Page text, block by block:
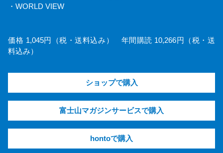
・WORLD VIEW
価格 1,045円（税・送料込み） 年間購読 10,266円（税・送
料込み）
ショップで購入
富士山マガジンサービスで購入
hontoで購入